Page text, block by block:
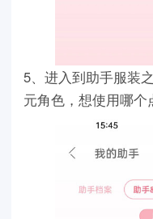
5、进入到助手服装
元角色，想使用哪个